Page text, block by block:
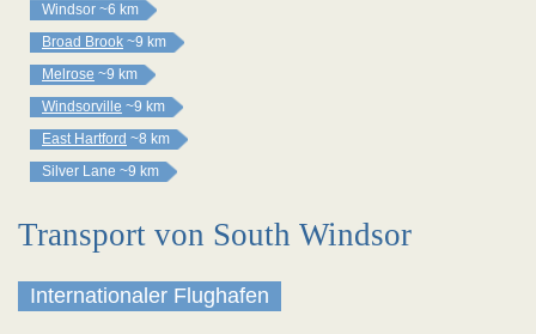
Windsor ~6 km
Broad Brook ~9 km
Melrose ~9 km
Windsorville ~9 km
East Hartford ~8 km
Silver Lane ~9 km
Transport von South Windsor
Internationaler Flughafen